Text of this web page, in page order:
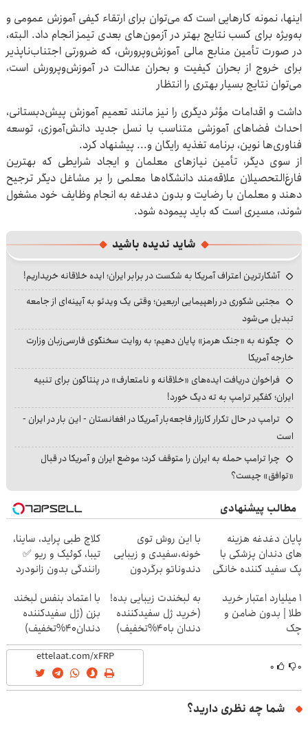
اینها، نمونه کارهایی است که می‌توان برای ارتقاء کیفی آموزش عمومی و
به‌ویژه برای کسب نتایج بهتر در آزمون‌های بعدی تیمز انجام داد. البته،
در صورت تأمین منابع مالی آموزش‌وپرورش، که ضرورتی اجتناب‌ناپذیر
برای خروج از بحران کیفیت و بحران عدالت در آموزش‌وپرورش است،
می‌توان نتایج بسیار بهتری را انتظار
داشت و اقدامات مؤثر دیگری را نیز مانند تعمیم آموزش پیش‌دبستانی،
احداث فضاهای آموزشی متناسب با نسل جدید دانش‌آموزی، توسعه
فناوری‌ها نوین، برنامه تغذیه رایگان و... پیشنهاد کرد.
از سوی دیگر، تأمین نیازهای معلمان و ایجاد شرایطی که بهترین
فارغ‌التحصیلان علاقه‌مند دانشگاه‌ها معلمی را بر مشاغل دیگر ترجیح
دهند و معلمان با رضایت و بدون دغدغه به انجام وظایف خود مشغول
شوند، مسیری است که باید پیموده شود.
شاید ندیده باشید
آشکارترین اعتراف آمریکا به شکست در برابر ایران؛ ایده خلاقانه خریداریم!
مجتبی شکوری در راهپیمایی اربعین؛ وقتی یک ویدئو به آیینه‌ای از جامعه
تبدیل می‌شود
چگونه به «جنگ هرمز» پایان دهیم؛ به روایت سخنگوی فارسی‌زبان وزارت
خارجه آمریکا
فراخوان دریافت ایده‌های «خلاقانه و نامتعارف» در پنتاگون برای تنبیه
ایران؛ کفگیر ترامپ به ته دیگ خورد!
ترامپ در حال تکرار کارزار فاجعه‌بار آمریکا در افغانستان - این بار در ایران -
است
چرا ترامپ حمله به ایران را متوقف کرد؛ موضع ایران و آمریکا در قبال
«توافق» چیست؟
مطالب پیشنهادی
پایان دغدغه هزینه
های دندان پزشکی با
پک سفید کننده خانگی
با این روش توی
خونه،سفیدی و زیبایی
دندوناتو برگردون
کلاچ طبی پراید، ساینا،
تیبا، کوئیک و ریو ✅
رانندگی بدون زانودرد
۱ میلیارد اعتبار خرید
طلا | بدون ضامن و
چک
به لبخندت زیبایی بده!
(خرید ژل سفیدکننده
دندان با40%تخفیف)
با اعتماد بنفس لبخند
بزن (ژل سفیدکننده
دندان40%تخفیف)
۰ ۰
شما چه نظری دارید؟